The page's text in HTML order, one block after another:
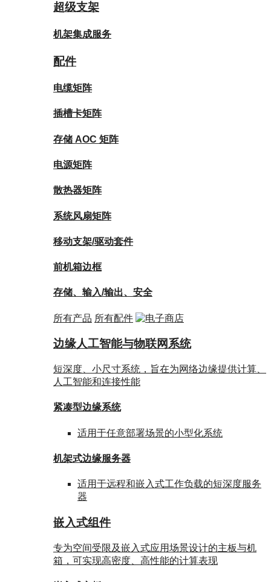
超级支架
机架集成服务
配件
电缆矩阵
插槽卡矩阵
存储 AOC 矩阵
电源矩阵
散热器矩阵
系统风扇矩阵
移动支架/驱动套件
前机箱边框
存储、输入/输出、安全
所有产品 所有配件
边缘人工智能与物联网系统
短深度、小尺寸系统，旨在为网络边缘提供计算、
人工智能和连接性能
紧凑型边缘系统
适用于任意部署场景的小型化系统
机架式边缘服务器
适用于远程和嵌入式工作负载的短深度服务
器
嵌入式组件
专为空间受限及嵌入式应用场景设计的主板与机
箱，可实现高密度、高性能的计算表现